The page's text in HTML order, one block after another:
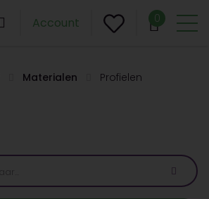
Account 0
Materialen Profielen